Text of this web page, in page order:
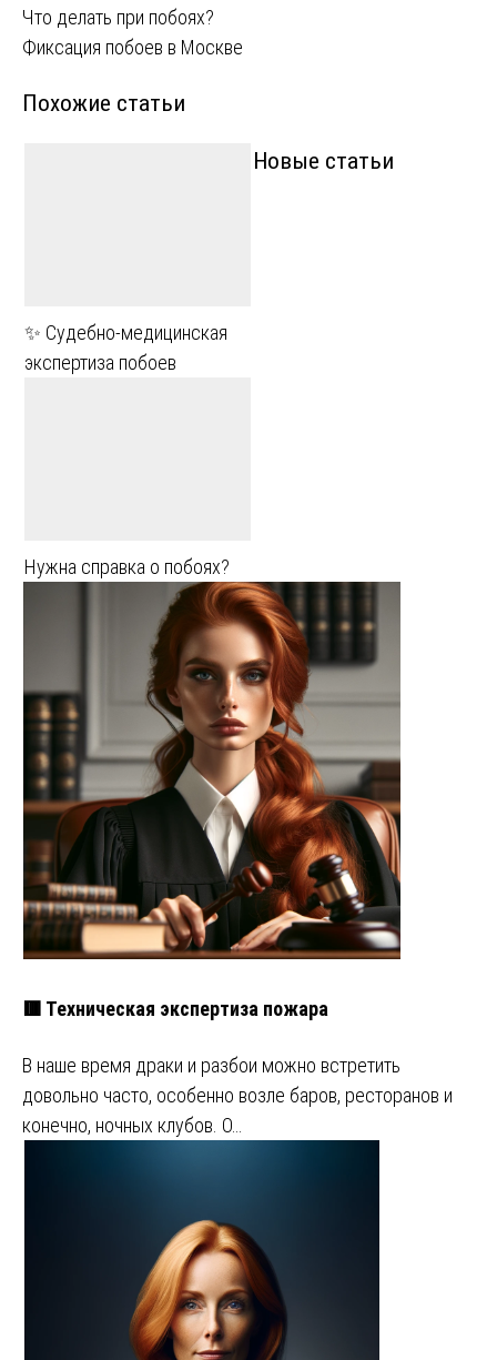
Навигация
по
записям
Что делать при побоях?
Фиксация побоев в Москве
Похожие статьи
✨ Судебно-медицинская
экспертиза побоев
Нужна справка о побоях?
Новые статьи
🟥 Техническая экспертиза пожара
В наше время драки и разбои можно встретить
довольно часто, особенно возле баров, ресторанов и
конечно, ночных клубов. О…